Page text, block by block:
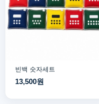
빈백 숫자세트
13,500원